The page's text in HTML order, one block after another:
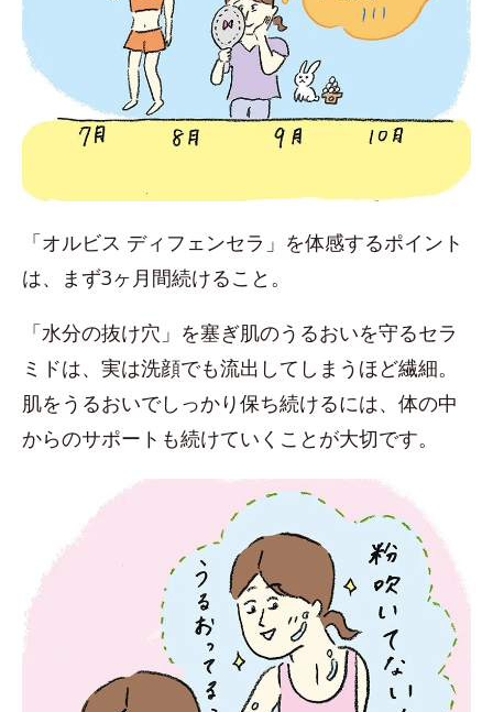
「オルビス ディフェンセラ」を体感するポイント
は、まず3ヶ月間続けること。
「水分の抜け穴」を塞ぎ肌のうるおいを守るセラ
ミドは、実は洗顔でも流出してしまうほど繊細。
肌をうるおいでしっかり保ち続けるには、体の中
からのサポートも続けていくことが大切です。